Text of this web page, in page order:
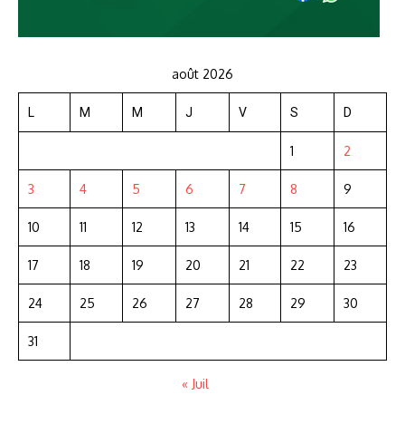
août 2026
L M M J V S D
1 2
3 4 5 6 7 8 9
10 11 12 13 14 15 16
17 18 19 20 21 22 23
24 25 26 27 28 29 30
31
« Juil